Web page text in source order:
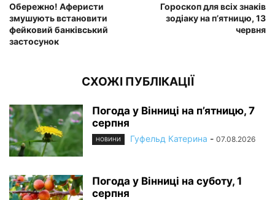
Обережно! Аферисти
змушують встановити
фейковий банківський
застосунок
Гороскоп для всіх знаків
зодіаку на п’ятницю, 13
червня
СХОЖІ ПУБЛІКАЦІЇ
Погода у Вінниці на п’ятницю, 7
серпня
НОВИНИ Гуфельд Катерина - 07.08.2026
Погода у Вінниці на суботу, 1
серпня